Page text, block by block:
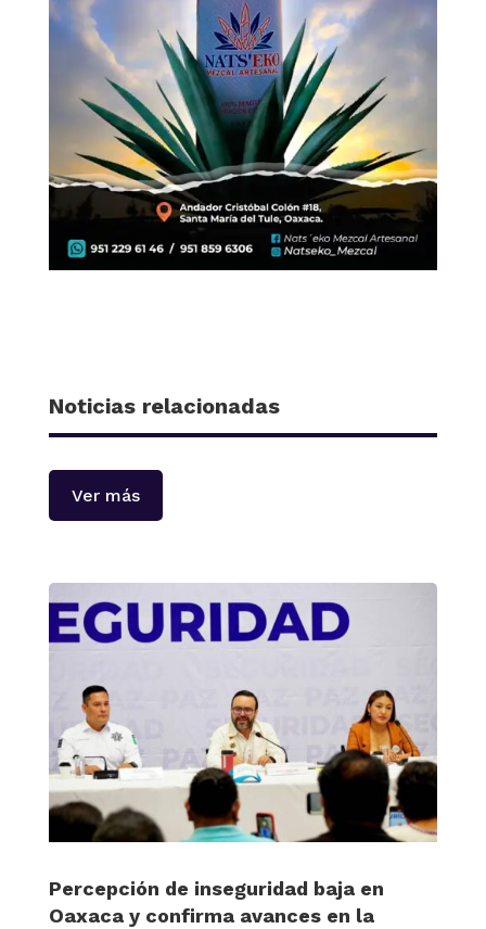
Noticias relacionadas
Ver más
Percepción de inseguridad baja en
Oaxaca y confirma avances en la